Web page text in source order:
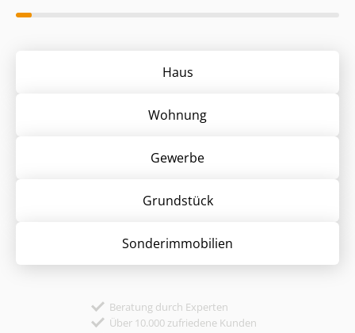
Haus
Wohnung
Gewerbe
Grund­stück
Sonder­immobilien
Beratung durch Experten
Über 10.000 zufriedene Kunden